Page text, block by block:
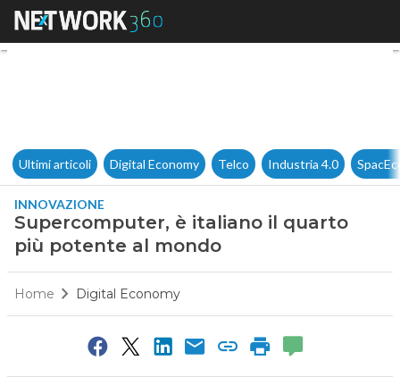
Supercomputer, è italiano il
Ultimi articoli Digital Economy Telco Industria 4.0
INNOVAZIONE
Supercomputer, è italiano il quarto
più potente al mondo
Home Digital Economy